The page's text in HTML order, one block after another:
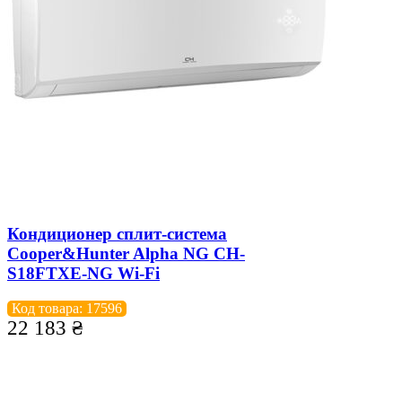
Кондиционер сплит-система
Cooper&Hunter Alpha NG CH-
S18FTXE-NG Wi-Fi
Код товара: 17596
22 183 ₴